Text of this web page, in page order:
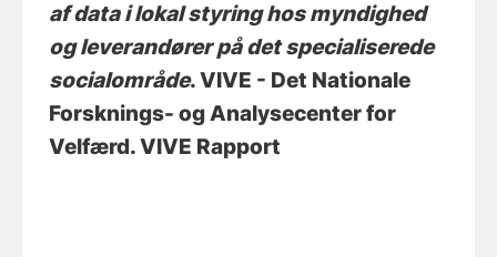
af data i lokal styring hos myndighed
og leverandører på det specialiserede
socialområde. VIVE - Det Nationale
Forsknings- og Analysecenter for
Velfærd. VIVE Rapport